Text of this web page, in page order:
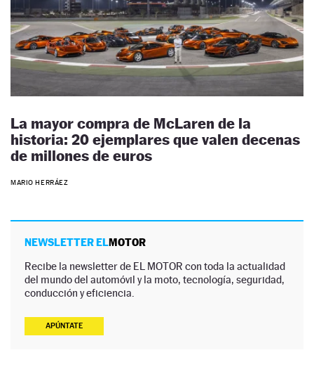
La mayor compra de McLaren de la
historia: 20 ejemplares que valen decenas
de millones de euros
MARIO HERRÁEZ
NEWSLETTER ELMOTOR
Recibe la newsletter de EL MOTOR con toda la actualidad
del mundo del automóvil y la moto, tecnología, seguridad,
conducción y eficiencia.
APÚNTATE